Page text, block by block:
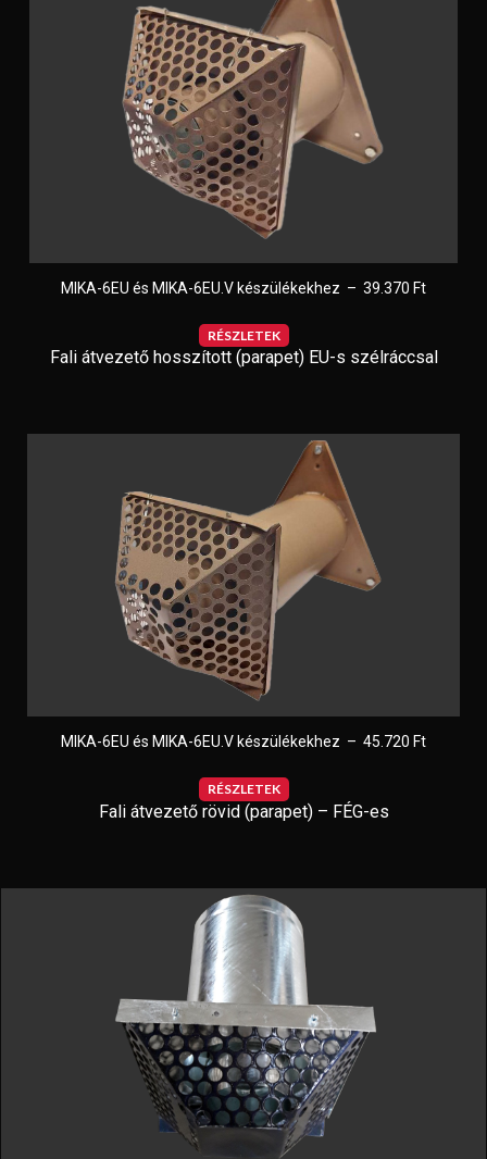
MIKA-6EU és MIKA-6EU.V készülékekhez – 39.370 Ft
RÉSZLETEK
Fali átvezető hosszított (parapet) EU-s szélráccsal
MIKA-6EU és MIKA-6EU.V készülékekhez – 45.720 Ft
RÉSZLETEK
Fali átvezető rövid (parapet) – FÉG-es